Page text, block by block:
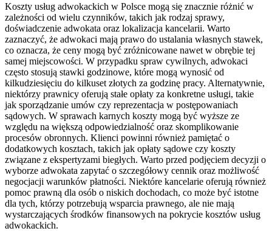
Koszty usług adwokackich w Polsce mogą się znacznie różnić w
zależności od wielu czynników, takich jak rodzaj sprawy,
doświadczenie adwokata oraz lokalizacja kancelarii. Warto
zaznaczyć, że adwokaci mają prawo do ustalania własnych stawek,
co oznacza, że ceny mogą być zróżnicowane nawet w obrębie tej
samej miejscowości. W przypadku spraw cywilnych, adwokaci
często stosują stawki godzinowe, które mogą wynosić od
kilkudziesięciu do kilkuset złotych za godzinę pracy. Alternatywnie,
niektórzy prawnicy oferują stałe opłaty za konkretne usługi, takie
jak sporządzanie umów czy reprezentacja w postępowaniach
sądowych. W sprawach karnych koszty mogą być wyższe ze
względu na większą odpowiedzialność oraz skomplikowanie
procesów obronnych. Klienci powinni również pamiętać o
dodatkowych kosztach, takich jak opłaty sądowe czy koszty
związane z ekspertyzami biegłych. Warto przed podjęciem decyzji o
wyborze adwokata zapytać o szczegółowy cennik oraz możliwość
negocjacji warunków płatności. Niektóre kancelarie oferują również
pomoc prawną dla osób o niskich dochodach, co może być istotne
dla tych, którzy potrzebują wsparcia prawnego, ale nie mają
wystarczających środków finansowych na pokrycie kosztów usług
adwokackich.